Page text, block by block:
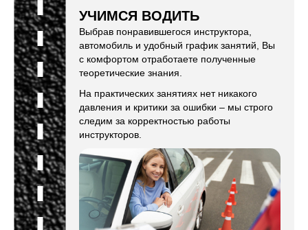
УЧИМСЯ ВОДИТЬ
Выбрав понравившегося инструктора,
автомобиль и удобный график занятий, Вы
с комфортом отработаете полученные
теоретические знания.
На практических занятиях нет никакого
давления и критики за ошибки – мы строго
следим за корректностью работы
инструкторов.